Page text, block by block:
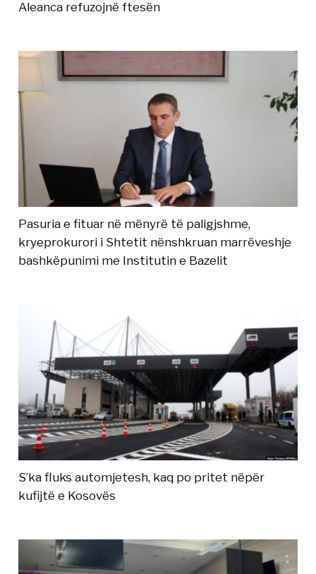
Aleanca refuzojnë ftesën
Pasuria e fituar në mënyrë të paligjshme,
kryeprokurori i Shtetit nënshkruan marrëveshje
bashkëpunimi me Institutin e Bazelit
S’ka fluks automjetesh, kaq po pritet nëpër
kufijtë e Kosovës